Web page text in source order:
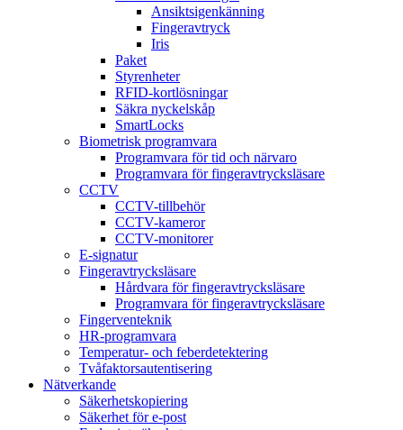
Ansiktsigenkänning
Fingeravtryck
Iris
Paket
Styrenheter
RFID-kortlösningar
Säkra nyckelskåp
SmartLocks
Biometrisk programvara
Programvara för tid och närvaro
Programvara för fingeravtrycksläsare
CCTV
CCTV-tillbehör
CCTV-kameror
CCTV-monitorer
E-signatur
Fingeravtrycksläsare
Hårdvara för fingeravtrycksläsare
Programvara för fingeravtrycksläsare
Fingerventeknik
HR-programvara
Temperatur- och feberdetektering
Tvåfaktorsautentisering
Nätverkande
Säkerhetskopiering
Säkerhet för e-post